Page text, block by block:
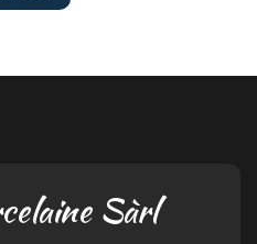
Sàrl